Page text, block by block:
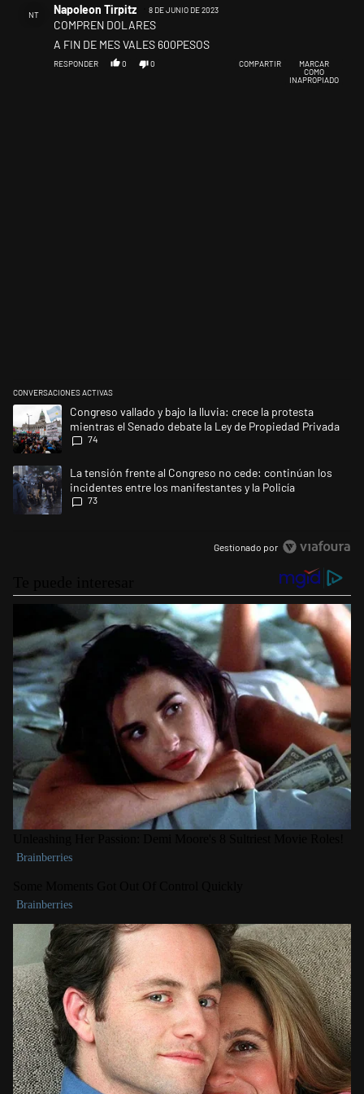
NT Napoleon Tirpitz 8 DE JUNIO DE 2023
COMPREN DOLARES
A FIN DE MES VALES 600PESOS
RESPONDER 0 0 COMPARTIR
MARCAR
COMO
INAPROPIADO
CONVERSACIONES ACTIVAS
Este listado muestra los artículos con más comentarios en los últimos
Un artículo de tendencia con el título "Congreso vallado y bajo la
Congreso vallado y bajo la lluvia: crece la protesta
mientras el Senado debate la Ley de Propiedad Privada
74
Un artículo de tendencia con el título "La tensión frente al Congreso
La tensión frente al Congreso no cede: continúan los
incidentes entre los manifestantes y la Policía
73
Gestionado por